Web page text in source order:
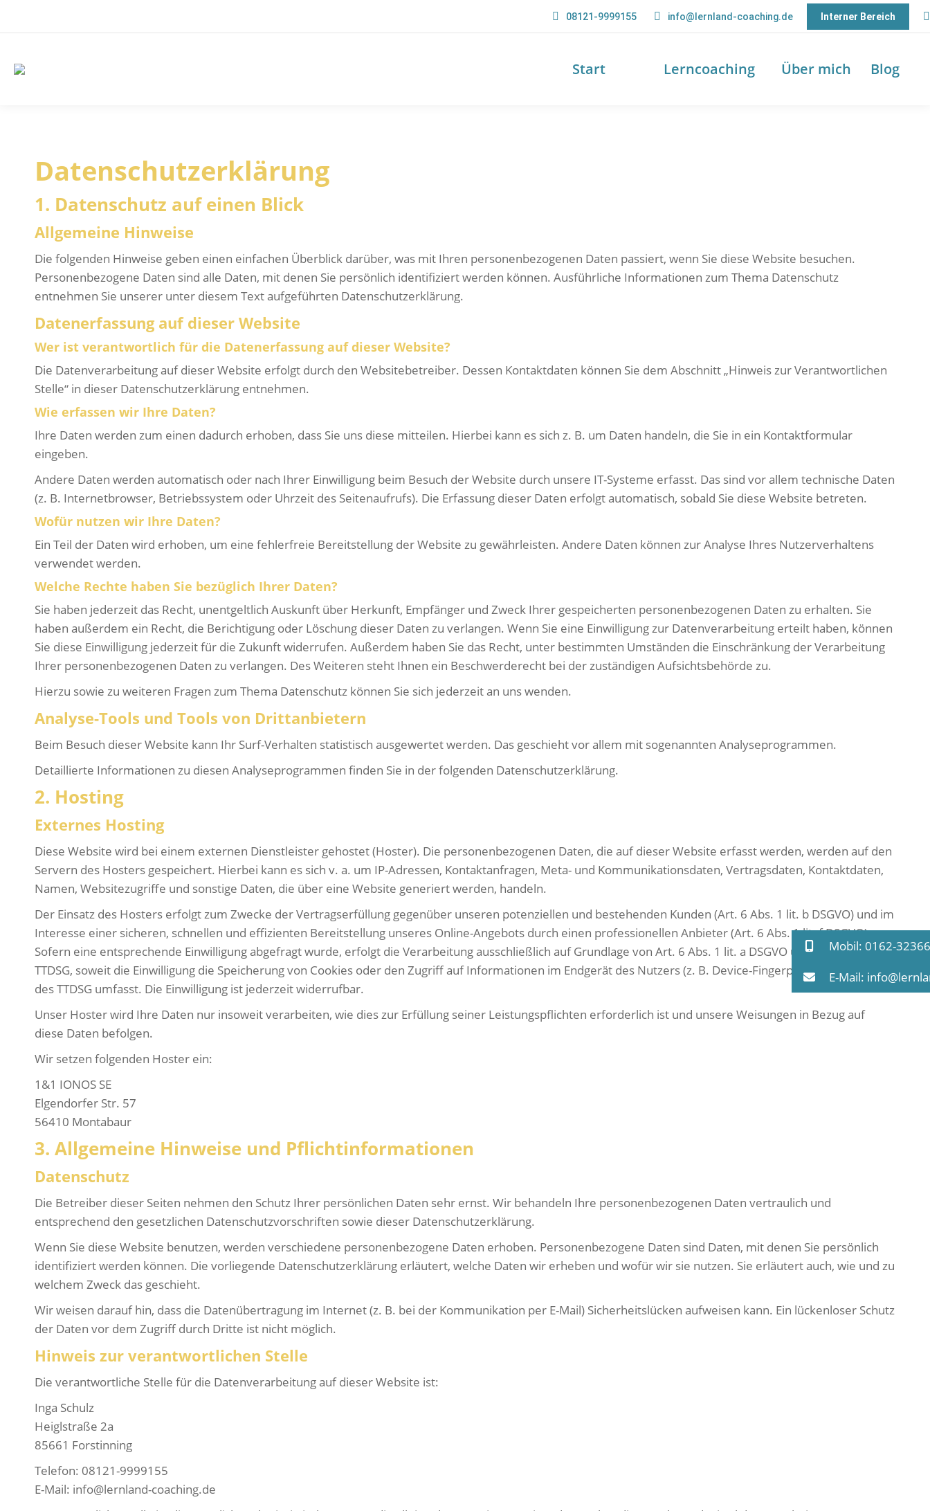
08121-9999155 info@lernland-coaching.de Interner Bereich
Start Lerncoaching Über mich Blog
Datenschutz­erklärung
1. Datenschutz auf einen Blick
Allgemeine Hinweise
Die folgenden Hinweise geben einen einfachen Überblick darüber, was mit Ihren personenbezogenen Daten passiert, wenn Sie diese Website besuchen.
Personenbezogene Daten sind alle Daten, mit denen Sie persönlich identifiziert werden können. Ausführliche Informationen zum Thema Datenschutz
entnehmen Sie unserer unter diesem Text aufgeführten Datenschutzerklärung.
Datenerfassung auf dieser Website
Wer ist verantwortlich für die Datenerfassung auf dieser Website?
Die Datenverarbeitung auf dieser Website erfolgt durch den Websitebetreiber. Dessen Kontaktdaten können Sie dem Abschnitt „Hinweis zur Verantwortlichen
Stelle“ in dieser Datenschutzerklärung entnehmen.
Wie erfassen wir Ihre Daten?
Ihre Daten werden zum einen dadurch erhoben, dass Sie uns diese mitteilen. Hierbei kann es sich z. B. um Daten handeln, die Sie in ein Kontaktformular
eingeben.
Andere Daten werden automatisch oder nach Ihrer Einwilligung beim Besuch der Website durch unsere IT-Systeme erfasst. Das sind vor allem technische Daten
(z. B. Internetbrowser, Betriebssystem oder Uhrzeit des Seitenaufrufs). Die Erfassung dieser Daten erfolgt automatisch, sobald Sie diese Website betreten.
Wofür nutzen wir Ihre Daten?
Ein Teil der Daten wird erhoben, um eine fehlerfreie Bereitstellung der Website zu gewährleisten. Andere Daten können zur Analyse Ihres Nutzerverhaltens
verwendet werden.
Welche Rechte haben Sie bezüglich Ihrer Daten?
Sie haben jederzeit das Recht, unentgeltlich Auskunft über Herkunft, Empfänger und Zweck Ihrer gespeicherten personenbezogenen Daten zu erhalten. Sie
haben außerdem ein Recht, die Berichtigung oder Löschung dieser Daten zu verlangen. Wenn Sie eine Einwilligung zur Datenverarbeitung erteilt haben, können
Sie diese Einwilligung jederzeit für die Zukunft widerrufen. Außerdem haben Sie das Recht, unter bestimmten Umständen die Einschränkung der Verarbeitung
Ihrer personenbezogenen Daten zu verlangen. Des Weiteren steht Ihnen ein Beschwerderecht bei der zuständigen Aufsichtsbehörde zu.
Hierzu sowie zu weiteren Fragen zum Thema Datenschutz können Sie sich jederzeit an uns wenden.
Analyse-Tools und Tools von Dritt­anbietern
Beim Besuch dieser Website kann Ihr Surf-Verhalten statistisch ausgewertet werden. Das geschieht vor allem mit sogenannten Analyseprogrammen.
Detaillierte Informationen zu diesen Analyseprogrammen finden Sie in der folgenden Datenschutzerklärung.
2. Hosting
Externes Hosting
Diese Website wird bei einem externen Dienstleister gehostet (Hoster). Die personenbezogenen Daten, die auf dieser Website erfasst werden, werden auf den
Servern des Hosters gespeichert. Hierbei kann es sich v. a. um IP-Adressen, Kontaktanfragen, Meta- und Kommunikationsdaten, Vertragsdaten, Kontaktdaten,
Namen, Websitezugriffe und sonstige Daten, die über eine Website generiert werden, handeln.
Der Einsatz des Hosters erfolgt zum Zwecke der Vertragserfüllung gegenüber unseren potenziellen und bestehenden Kunden (Art. 6 Abs. 1 lit. b DSGVO) und im
Interesse einer sicheren, schnellen und effizienten Bereitstellung unseres Online-Angebots durch einen professionellen Anbieter (Art. 6 Abs. 1 lit. f DSGVO).
Sofern eine entsprechende Einwilligung abgefragt wurde, erfolgt die Verarbeitung ausschließlich auf Grundlage von Art. 6 Abs. 1 lit. a DSGVO und § 25 Abs. 1
TTDSG, soweit die Einwilligung die Speicherung von Cookies oder den Zugriff auf Informationen im Endgerät des Nutzers (z. B. Device-Fingerprinting) im Sinne
des TTDSG umfasst. Die Einwilligung ist jederzeit widerrufbar.
Unser Hoster wird Ihre Daten nur insoweit verarbeiten, wie dies zur Erfüllung seiner Leistungspflichten erforderlich ist und unsere Weisungen in Bezug auf
diese Daten befolgen.
Wir setzen folgenden Hoster ein:
1&1 IONOS SE
Elgendorfer Str. 57
56410 Montabaur
3. Allgemeine Hinweise und Pflicht­informationen
Datenschutz
Die Betreiber dieser Seiten nehmen den Schutz Ihrer persönlichen Daten sehr ernst. Wir behandeln Ihre personenbezogenen Daten vertraulich und
entsprechend den gesetzlichen Datenschutzvorschriften sowie dieser Datenschutzerklärung.
Wenn Sie diese Website benutzen, werden verschiedene personenbezogene Daten erhoben. Personenbezogene Daten sind Daten, mit denen Sie persönlich
identifiziert werden können. Die vorliegende Datenschutzerklärung erläutert, welche Daten wir erheben und wofür wir sie nutzen. Sie erläutert auch, wie und zu
welchem Zweck das geschieht.
Wir weisen darauf hin, dass die Datenübertragung im Internet (z. B. bei der Kommunikation per E-Mail) Sicherheitslücken aufweisen kann. Ein lückenloser Schutz
der Daten vor dem Zugriff durch Dritte ist nicht möglich.
Hinweis zur verantwortlichen Stelle
Die verantwortliche Stelle für die Datenverarbeitung auf dieser Website ist:
Inga Schulz
Heiglstraße 2a
85661 Forstinning
Telefon: 08121-9999155
E-Mail: info@lernland-coaching.de
Mobil: 0162-
E-Mail: